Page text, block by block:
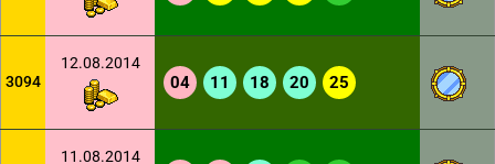
3094
12.08.2014
04 11 18 20 25
11.08.2014